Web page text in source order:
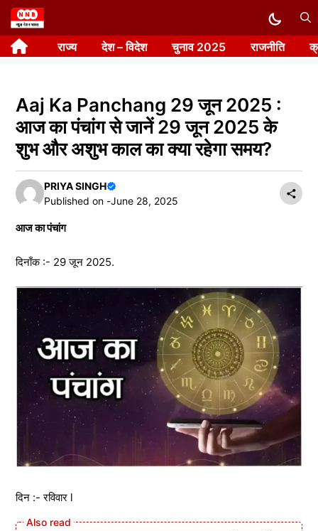
Skip
to
content राज्य देश – विदेश चुनाव 2025 राजनीति
Aaj Ka Panchang 29 जून 2025 :
आज का पंचांग से जानें 29 जून 2025 के
शुभ और अशुभ काल का क्या रहेगा समय?
PRIYA SINGH
Published on -June 28, 2025
आज का पंचांग
दिनाँक :- 29 जून 2025.
दिन :- रविवार l